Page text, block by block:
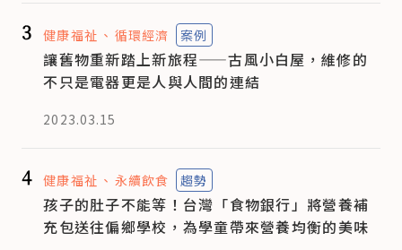
3 健康福祉 循環經濟 案例
讓舊物重新踏上新旅程——古風小白屋，維修的
不只是電器更是人與人間的連結
2023.03.15
4 健康福祉 永續飲食 趨勢
孩子的肚子不能等！台灣「食物銀行」將營養補
充包送往偏鄉學校，為學童帶來營養均衡的美味